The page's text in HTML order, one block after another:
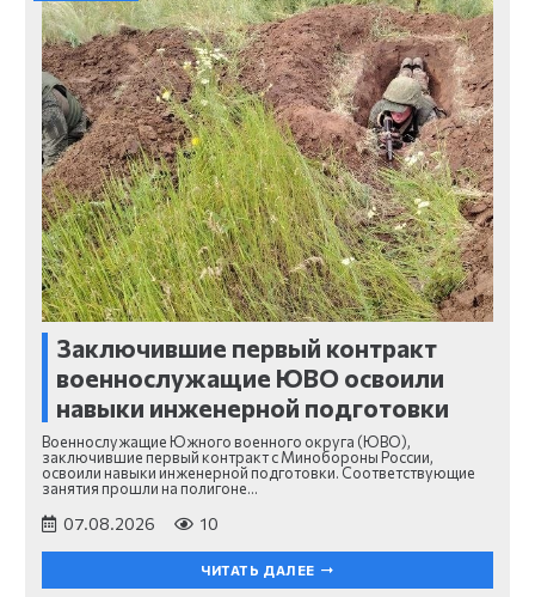
Заключившие первый контракт
военнослужащие ЮВО освоили
навыки инженерной подготовки
Военнослужащие Южного военного округа (ЮВО),
заключившие первый контракт с Минобороны России,
освоили навыки инженерной подготовки. Соответствующие
занятия прошли на полигоне…
07.08.2026 10
ЧИТАТЬ ДАЛЕЕ